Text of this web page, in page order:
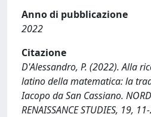
Anno di pubblicazione
2022
Citazione
D'Alessandro, P. (2022). Alla
latino della matematica: la
Iacopo da San Cassiano.
RENAISSANCE STUDIES, 19,